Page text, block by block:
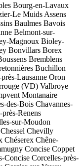
Bourg-en-Lavaux
Le Muids Assens
Baulmes Bavois
Belmont-sur-
Magnoux Bioley-
Bonvillars Borex
Bremblens
Buchillon
Lausanne Oron
(VD) Valbroye
Montanaire
des-Bois Chavannes-
Renens
sur-Moudon
Chessel Chevilly
Chéserex Chêne-
Concise Coppet
Concise Corcelles-près-